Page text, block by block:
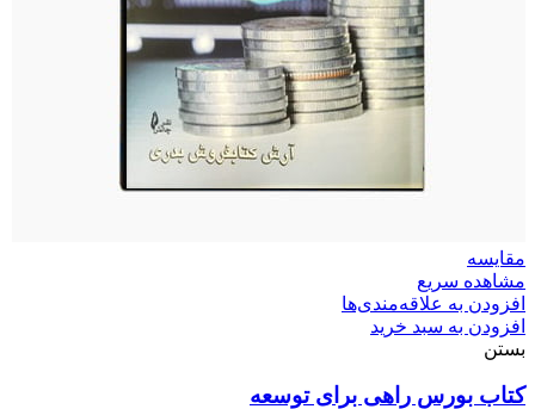
مقایسه
مشاهده سریع
افزودن به علاقه‌مندی‌ها
افزودن به سبد خرید
بستن
کتاب بورس راهی برای توسعه